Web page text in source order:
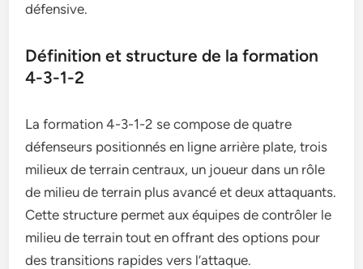
défensive.
Définition et structure de la formation
4-3-1-2
La formation 4-3-1-2 se compose de quatre
défenseurs positionnés en ligne arrière plate, trois
milieux de terrain centraux, un joueur dans un rôle
de milieu de terrain plus avancé et deux attaquants.
Cette structure permet aux équipes de contrôler le
milieu de terrain tout en offrant des options pour
des transitions rapides vers l’attaque.